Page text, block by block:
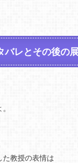
バレとその後の
た教授の表情は